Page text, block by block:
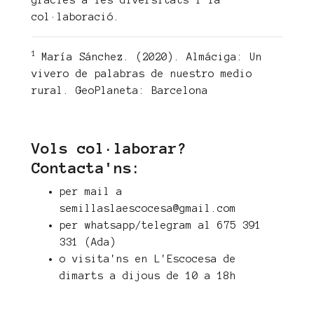
col·laboració.
1
María Sánchez. (2020). Almáciga: Un
vivero de palabras de nuestro medio
rural. GeoPlaneta: Barcelona
Vols col·laborar?
Contacta'ns:
per mail a
semillaslaescocesa@gmail.com
per whatsapp/telegram al 675 391
331 (Ada)
o visita'ns en L'Escocesa de
dimarts a dijous de 10 a 18h